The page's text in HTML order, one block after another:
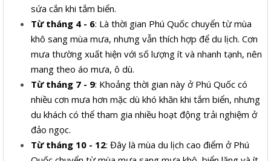
sứa cắn khi tắm biển.
Từ tháng 4 - 6: Là thời gian Phú Quốc chuyển từ mùa
khô sang mùa mưa, nhưng vẫn thích hợp để du lịch. Cơn
mưa thường xuất hiện với số lượng ít và nhanh tạnh, nên
mang theo áo mưa, ô dù.
Từ tháng 7 - 9: Khoảng thời gian này ở Phú Quốc có
nhiều cơn mưa hơn mặc dù khó khăn khi tắm biển, nhưng
du khách có thể tham gia nhiều hoạt động trải nghiệm ở
đảo ngọc.
Từ tháng 10 - 12: Đây là mùa du lịch cao điểm ở Phú